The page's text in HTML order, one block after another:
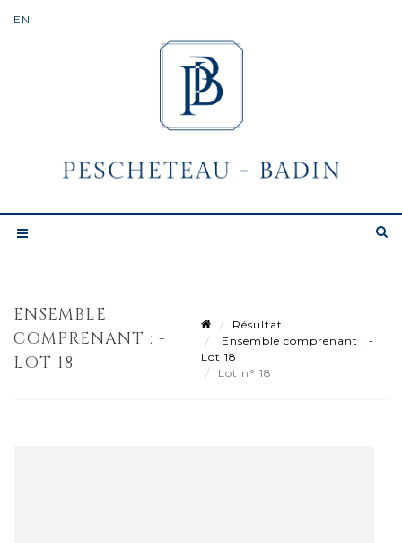
ENSEMBLE
COMPRENANT : -
LOT 18
Résultat
Ensemble comprenant : -
Lot 18
Lot n° 18